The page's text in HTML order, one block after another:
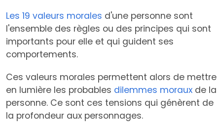
Les 19 valeurs morales d'une personne sont
l'ensemble des règles ou des principes qui sont
importants pour elle et qui guident ses
comportements.
Ces valeurs morales permettent alors de mettre
en lumière les probables dilemmes moraux de la
personne. Ce sont ces tensions qui génèrent de
la profondeur aux personnages.